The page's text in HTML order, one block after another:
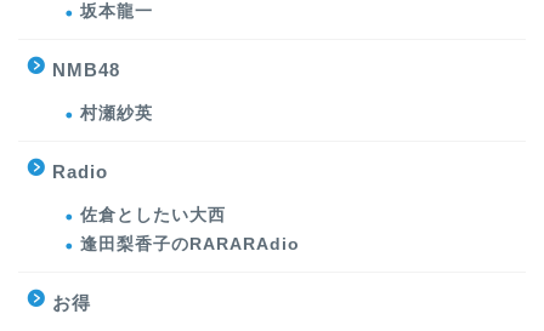
坂本龍一
NMB48
村瀬紗英
Radio
佐倉としたい大西
逢田梨香子のRARARAdio
お得